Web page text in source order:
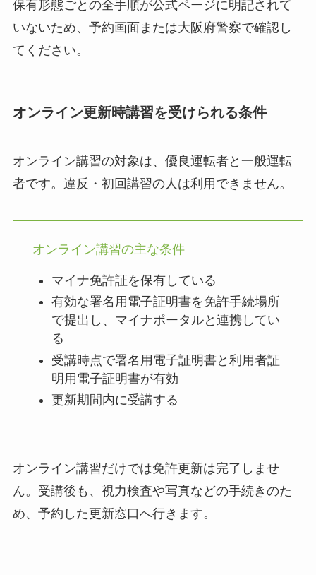
保有形態ごとの全手順が公式ページに明記されて
いないため、予約画面または大阪府警察で確認し
てください。
オンライン更新時講習を受けられる条件
オンライン講習の対象は、優良運転者と一般運転
者です。違反・初回講習の人は利用できません。
オンライン講習の主な条件
マイナ免許証を保有している
有効な署名用電子証明書を免許手続場所
で提出し、マイナポータルと連携してい
る
受講時点で署名用電子証明書と利用者証
明用電子証明書が有効
更新期間内に受講する
オンライン講習だけでは免許更新は完了しませ
ん。受講後も、視力検査や写真などの手続きのた
め、予約した更新窓口へ行きます。